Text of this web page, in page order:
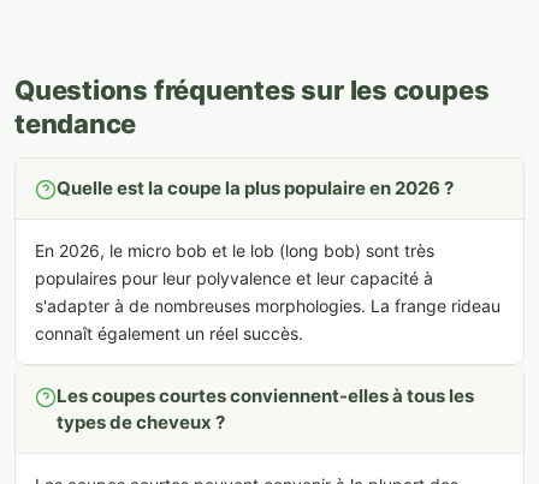
Questions fréquentes sur les coupes
tendance
Quelle est la coupe la plus populaire en 2026 ?
En 2026, le micro bob et le lob (long bob) sont très
populaires pour leur polyvalence et leur capacité à
s'adapter à de nombreuses morphologies. La frange rideau
connaît également un réel succès.
Les coupes courtes conviennent-elles à tous les
types de cheveux ?